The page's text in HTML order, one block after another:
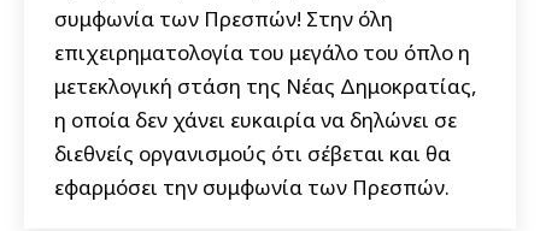
συμφωνία των Πρεσπών! Στην όλη
επιχειρηματολογία του μεγάλο του όπλο η
μετεκλογική στάση της Νέας Δημοκρατίας,
η οποία δεν χάνει ευκαιρία να δηλώνει σε
διεθνείς οργανισμούς ότι σέβεται και θα
εφαρμόσει την συμφωνία των Πρεσπών.